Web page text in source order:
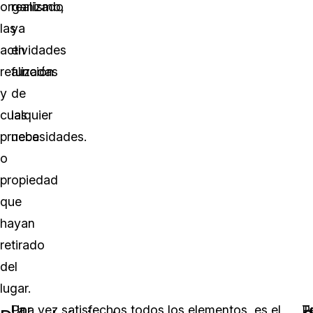
organismo,
las
actividades
realizadas
y
cualquier
prueba
o
propiedad
que
hayan
retirado
del
lugar.
realizado
ya
en
función
de
las
necesidades.
La
Por
Una vez satisfechos todos los elementos, es el